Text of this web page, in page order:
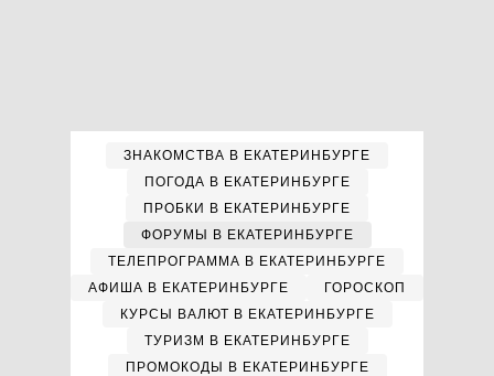
ЗНАКОМСТВА В ЕКАТЕРИНБУРГЕ
ПОГОДА В ЕКАТЕРИНБУРГЕ
ПРОБКИ В ЕКАТЕРИНБУРГЕ
ФОРУМЫ В ЕКАТЕРИНБУРГЕ
ТЕЛЕПРОГРАММА В ЕКАТЕРИНБУРГЕ
АФИША В ЕКАТЕРИНБУРГЕ
ГОРОСКОП
КУРСЫ ВАЛЮТ В ЕКАТЕРИНБУРГЕ
ТУРИЗМ В ЕКАТЕРИНБУРГЕ
ПРОМОКОДЫ В ЕКАТЕРИНБУРГЕ